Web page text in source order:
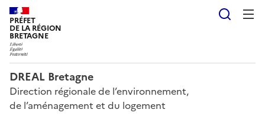
PRÉFET
DE LA RÉGION
BRETAGNE
DREAL Bretagne
Direction régionale de l’environnement,
de l’aménagement et du logement